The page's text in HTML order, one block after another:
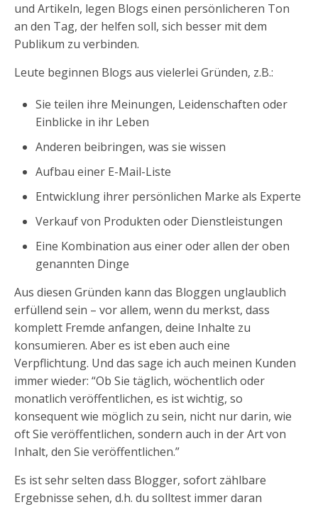
und Artikeln, legen Blogs einen persönlicheren Ton
an den Tag, der helfen soll, sich besser mit dem
Publikum zu verbinden.
Leute beginnen Blogs aus vielerlei Gründen, z.B.:
Sie teilen ihre Meinungen, Leidenschaften oder
Einblicke in ihr Leben
Anderen beibringen, was sie wissen
Aufbau einer E-Mail-Liste
Entwicklung ihrer persönlichen Marke als Experte
Verkauf von Produkten oder Dienstleistungen
Eine Kombination aus einer oder allen der oben
genannten Dinge
Aus diesen Gründen kann das Bloggen unglaublich
erfüllend sein – vor allem, wenn du merkst, dass
komplett Fremde anfangen, deine Inhalte zu
konsumieren. Aber es ist eben auch eine
Verpflichtung. Und das sage ich auch meinen Kunden
immer wieder: “Ob Sie täglich, wöchentlich oder
monatlich veröffentlichen, es ist wichtig, so
konsequent wie möglich zu sein, nicht nur darin, wie
oft Sie veröffentlichen, sondern auch in der Art von
Inhalt, den Sie veröffentlichen.”
Es ist sehr selten dass Blogger, sofort zählbare
Ergebnisse sehen, d.h. du solltest immer daran